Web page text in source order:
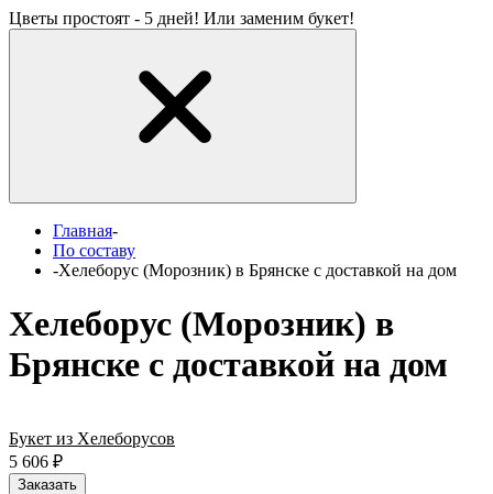
Цветы простоят - 5 дней! Или заменим букет!
Главная-
По составу
-Хелеборус (Морозник) в Брянске с доставкой на дом
Хелеборус (Морозник) в
Брянске с доставкой на дом
Букет из Хелеборусов
5 606 ₽
Заказать